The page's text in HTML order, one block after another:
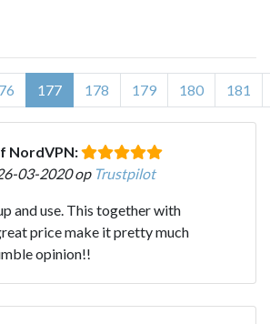
177 178 179 180 181
NordVPN:
03-2020 op Trustpilot
and use. This together with
price make it pretty much
opinion!!